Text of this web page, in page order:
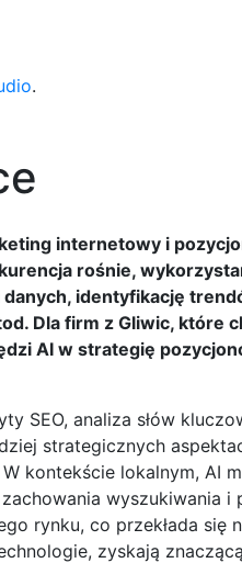
.
internetowy i
rośnie,
identyfikację
Dla firm z Gliwic, które
AI w strategię
SEO, analiza słów
strategicznych
kontekście lokalnym, AI
wyszukiwania i
rynku, co przekłada się
zyskają